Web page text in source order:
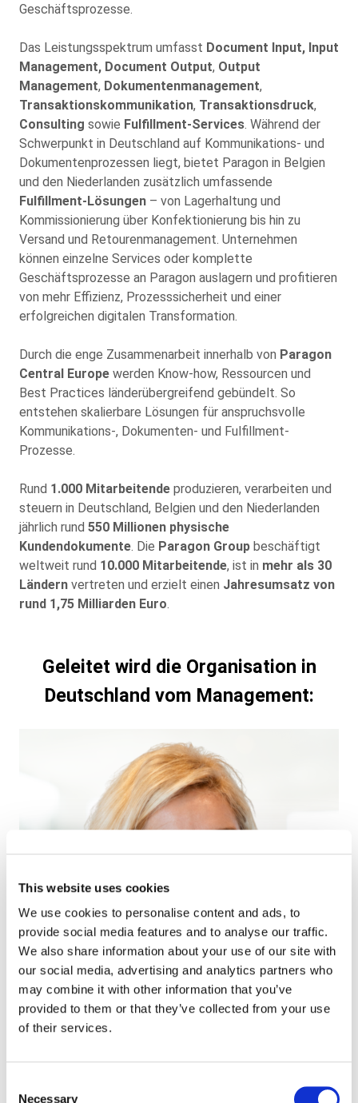
This website uses cookies
We use cookies to personalise content and ads, to
provide social media features and to analyse our traffic.
We also share information about your use of our site with
our social media, advertising and analytics partners who
may combine it with other information that you’ve
provided to them or that they’ve collected from your use
of their services.
Necessary
Geschäftsprozesse.
Das Leistungsspektrum umfasst Document Input, Input
Management, Document Output, Output
Management, Dokumentenmanagement,
Transaktionskommunikation, Transaktionsdruck,
Consulting sowie Fulfillment-Services. Während der
Schwerpunkt in Deutschland auf Kommunikations- und
Dokumentenprozessen liegt, bietet Paragon in Belgien
und den Niederlanden zusätzlich umfassende
Fulfillment-Lösungen – von Lagerhaltung und
Kommissionierung über Konfektionierung bis hin zu
Versand und Retourenmanagement. Unternehmen
können einzelne Services oder komplette
Geschäftsprozesse an Paragon auslagern und profitieren
von mehr Effizienz, Prozesssicherheit und einer
erfolgreichen digitalen Transformation.
Durch die enge Zusammenarbeit innerhalb von Paragon
Central Europe werden Know-how, Ressourcen und
Best Practices länderübergreifend gebündelt. So
entstehen skalierbare Lösungen für anspruchsvolle
Kommunikations-, Dokumenten- und Fulfillment-
Prozesse.
Rund 1.000 Mitarbeitende produzieren, verarbeiten und
steuern in Deutschland, Belgien und den Niederlanden
jährlich rund 550 Millionen physische
Kundendokumente. Die Paragon Group beschäftigt
weltweit rund 10.000 Mitarbeitende, ist in mehr als 30
Ländern vertreten und erzielt einen Jahresumsatz von
rund 1,75 Milliarden Euro.
Geleitet wird die Organisation in
Deutschland vom Management: